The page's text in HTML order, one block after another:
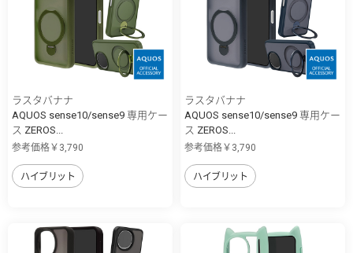
ラスタバナナ
AQUOS sense10/sense9 専用ケー
ス ZEROS...
参考価格￥3,790
ハイブリット
ラスタバナナ
AQUOS sense10/sense9 専用ケー
ス ZEROS...
参考価格￥3,790
ハイブリット